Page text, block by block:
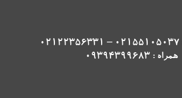
همراه : 09394399683